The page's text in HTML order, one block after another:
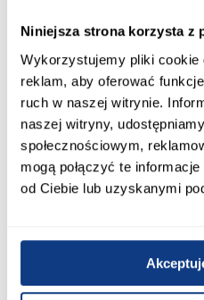
Niniejsza strona korzysta z
Wykorzystujemy pliki cookie
reklam, aby oferować
ruch w naszej witrynie.
naszej witryny,
społecznościowym,
mogą połączyć te
od Ciebie lub uzyskanymi
ochrona materaca i
Zastosowanie toppera
bezpośredni kontakt ciała z
się na mniejsze ryzyko jego
Dodatkowa warstwa pianki
zwiększyć komfort snu w
jednoosobowych o większej
To praktyczne rozwiązanie dla
spania bez inwestowania w
Topper Comfort
pokrowcem
Pokrowiec wykonany z